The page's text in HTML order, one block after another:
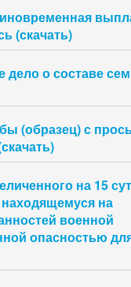
(скачать)
дело о составе
(образец) с
на 15
на
военной
опасностью